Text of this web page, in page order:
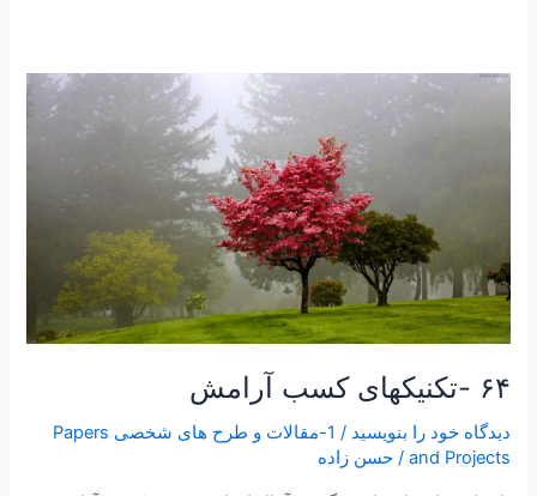
۶۴ -تکنیکهای کسب آرامش
دیدگاه‌ خود را بنویسید /
1-مقالات و طرح های شخصی Papers
and Projects
/حسن زاده
۶۴
-تکنیکهای